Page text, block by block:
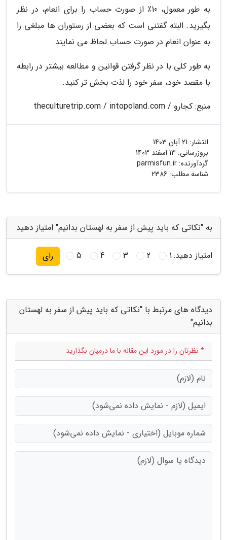
به طور معمول، 10٪ از صورت حساب را برای انعام، در نظر
بگیرید. البته گفتنی است که بعضی از رستوران ها مبلغی را
به عنوان انعام در صورت حساب لحاظ می نمایند.
به طور کلی با در نظر گرفتن قوانین و مطالعه بیشتر در رابطه
با مقصد خود، سفر خود را لذت بخش تر کنید.
منبع: کجارو / theculturetrip.com / intopoland.com
انتشار: 21 آبان 1403
بروزرسانی: 13 اسفند 1403
گردآورنده: parmisfun.ir
شناسه مطلب: 2386
به "نکاتی که باید پیش از سفر به لهستان بدانیم" امتیاز دهید
امتیاز دهید:1
2
3
4
5 رای
دیدگاه های مرتبط با "نکاتی که باید پیش از سفر به لهستان
بدانیم"
* نظرتان را در مورد این مقاله با ما درمیان بگذارید